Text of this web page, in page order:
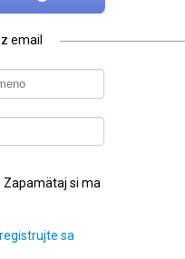
email
Zapamätaj si ma
sa